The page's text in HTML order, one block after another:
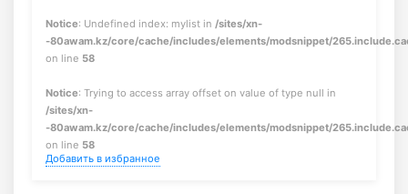
Notice: Undefined index: mylist in /sites/xn-
-80awam.kz/core/cache/includes/elements/modsnippet/
on line 58
Notice: Trying to access array offset on value of type null in
/sites/xn-
-80awam.kz/core/cache/includes/elements/modsnippet/
on line 58
Добавить в избранное